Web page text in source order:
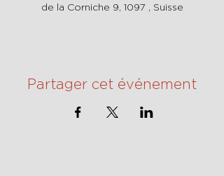
de la Corniche 9, 1097 , Suisse
Partager cet événement